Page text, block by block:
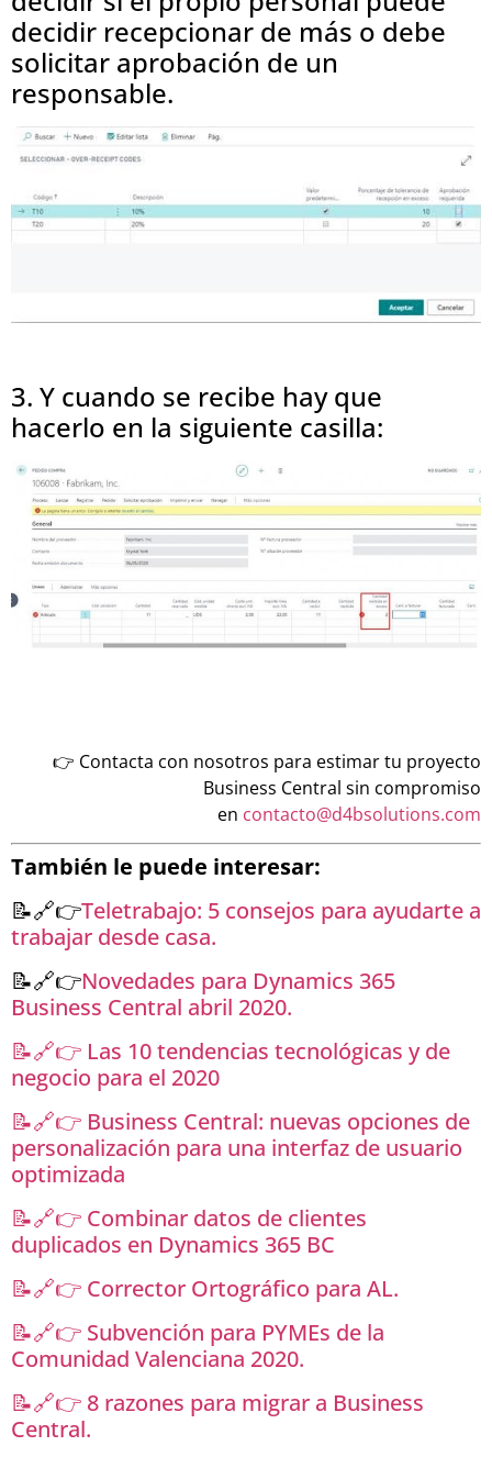
decidir recepcionar de más o debe
solicitar aprobación de un
responsable.
3. Y cuando se recibe hay que
hacerlo en la siguiente casilla:
👉 Contacta con nosotros para estimar tu proyecto
Business Central sin compromiso
en contacto@d4bsolutions.com
También le puede interesar:
📝🔗👉Teletrabajo: 5 consejos para ayudarte a
trabajar desde casa.
📝🔗👉Novedades para Dynamics 365
Business Central abril 2020.
📝🔗👉 Las 10 tendencias tecnológicas y de
negocio para el 2020
📝🔗👉 Business Central: nuevas opciones de
personalización para una interfaz de usuario
optimizada
📝🔗👉 Combinar datos de clientes
duplicados en Dynamics 365 BC
📝🔗👉 Corrector Ortográfico para AL.
📝🔗👉 Subvención para PYMEs de la
Comunidad Valenciana 2020.
📝🔗👉 8 razones para migrar a Business
Central.